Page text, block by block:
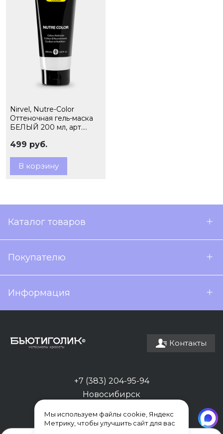
Nirvel, Nutre-Color
Оттеночная гель-маска
БЕЛЫЙ 200 мл, арт.
499 руб.
В корзину
Каталог товаров
Покупателю
Информация
Контакты
+7 (383) 204-95-94
Новосибирск
Мы используем файлы cookie, Яндекс
Метрику, чтобы улучшить сайт для вас